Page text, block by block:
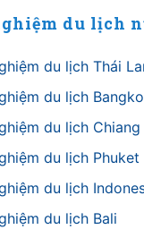
du lịch
du lịch Thái
du lịch
du lịch Chiang
du lịch Phuket
du lịch
du lịch Bali